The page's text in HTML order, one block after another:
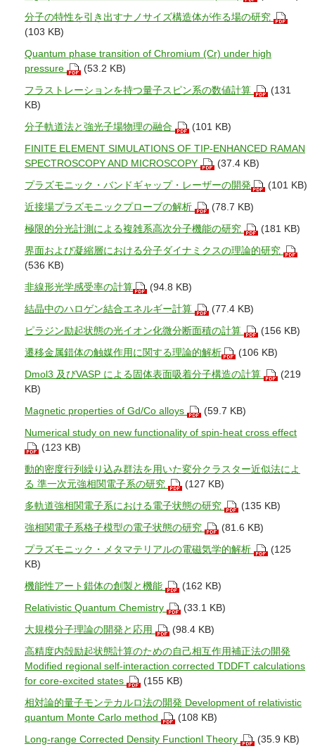
分子の特性を引き出すナノサイズ構造体が作る場の研究
(103 KB)
Quantum phase transition of Chromium (Cr) under high
pressure
(53.2 KB)
フラストレーションを持つ量子スピン系の数値計算
(131
KB)
分子軌道法と強光子場物理の融合
(101 KB)
FINITE ELEMENT SIMULATIONS OF TIP-ENHANCED RAMAN
SPECTROSCOPY AND MICROSCOPY
(37.4 KB)
プラズモニック・バンドギャップ・レーザーの開発
(101 KB)
近接場プラズモニックプローブの解析
(78.7 KB)
極限的分光計測による複雑系高次分子機能の研究
(181 KB)
界面および凝縮層における分子ダイナミクスの理論的研究
(536 KB)
非線形光学感受率の計算
(94.8 KB)
結晶中のハロゲン結合エネルギー計算
(77.4 KB)
ピラジン励起状態の光イオン化微分断面積の計算
(156 KB)
遷移金属錯体の触媒作用に関する理論的解析
(106 KB)
Dmol3 及びVASP による固体表面吸着分子構造の計算
(219
KB)
Magnetic properties of Gd/Co alloys
(59.7 KB)
Numerical study on new functionality of spin-heat cross effect
(123 KB)
動的密度行列繰り込み群法を用いた変分クラスター近似法によ
る 準一次元強相関電子系の研究
(127 KB)
多軌道強相関電子系における電子状態の研究
(135 KB)
強相関電子系格子模型の電子状態の研究
(81.6 KB)
プラズモニック・メタマテリアルの電磁気学的解析
(125
KB)
機能性アート錯体の創製と機能
(162 KB)
Relativistic Quantum Chemistry
(33.1 KB)
大規模分子理論の開発と応用
(98.4 KB)
高精度内殻励起状態計算のための自己相互作用補正法の開発
Modified regional self-interaction corrected TDDFT calculations
for core-excited states
(155 KB)
相対論的量子モンテカルロ法の開発 Development of relativistic
quantum Monte Carlo method
(108 KB)
Long-range Corrected Density Functionl Theory
(35.9 KB)